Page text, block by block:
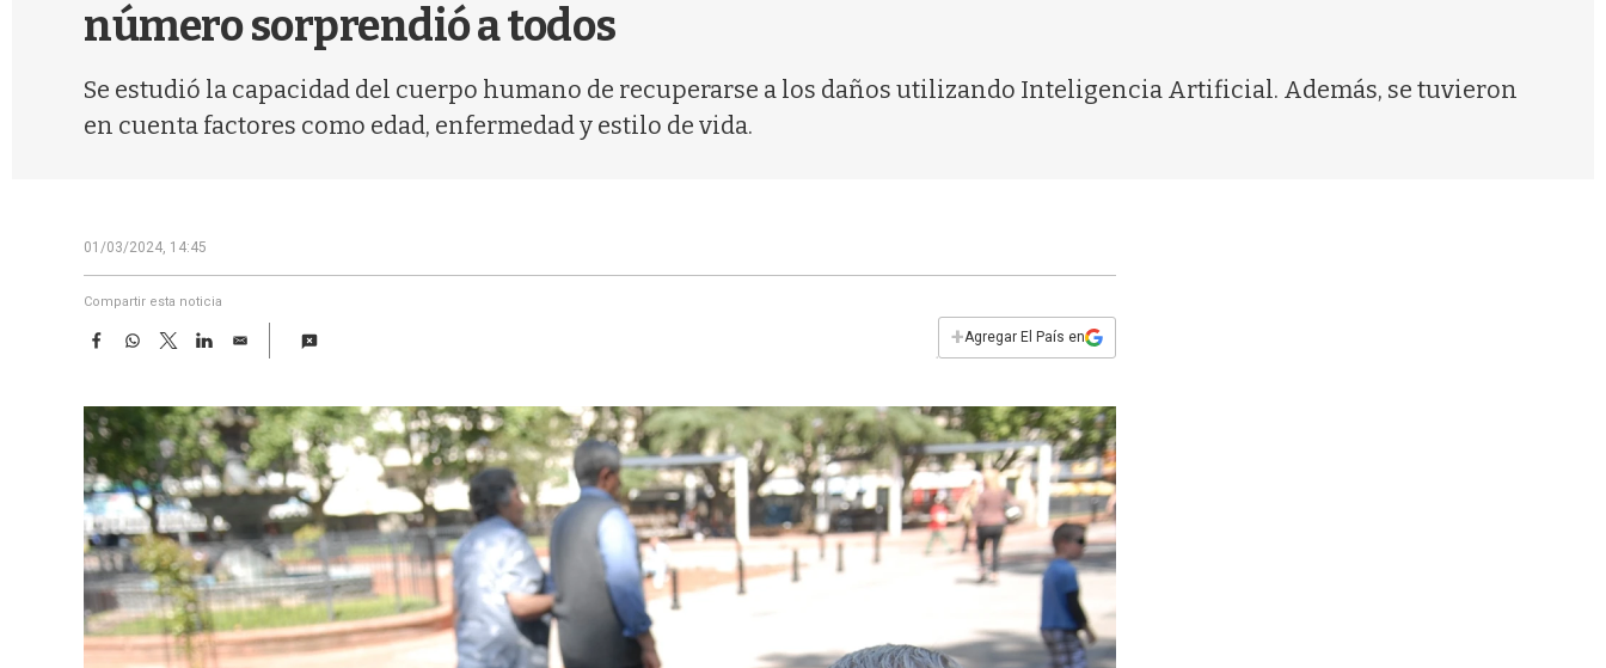
número sorprendió a todos
Se estudió la capacidad del cuerpo humano de recuperarse a los daños utilizando Inteligencia Artificial. Además, se tuvieron
en cuenta factores como edad, enfermedad y estilo de vida.
01/03/2024, 14:45
Compartir esta noticia
F
e
b
o
o
k
W
t
s
A
p
p
T
w
t
t
e
r
L
k
e
d
I
n
E
i
l
+Agregar El País en